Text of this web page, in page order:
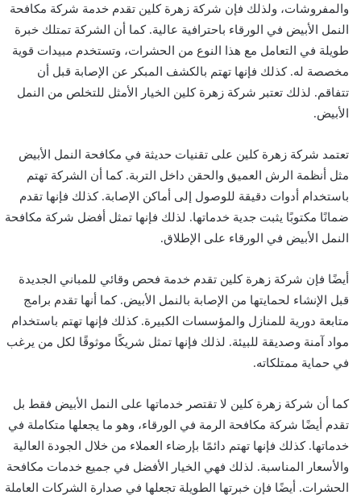
والمفروشات، ولذلك فإن شركة زهرة كلين تقدم خدمة شركة مكافحة
النمل الأبيض في الورقاء باحترافية عالية. كما أن الشركة تمتلك خبرة
طويلة في التعامل مع هذا النوع من الحشرات، وتستخدم مبيدات قوية
مخصصة له. كذلك فإنها تهتم بالكشف المبكر عن الإصابة قبل أن
تتفاقم. لذلك تعتبر شركة زهرة كلين الخيار الأمثل للتخلص من النمل
الأبيض.
تعتمد شركة زهرة كلين على تقنيات حديثة في مكافحة النمل الأبيض
مثل أنظمة الرش العميق والحقن داخل التربة. كما أن الشركة تهتم
باستخدام أدوات دقيقة للوصول إلى أماكن الإصابة. كذلك فإنها تقدم
ضمانًا مكتوبًا يثبت جدية خدماتها. لذلك فإنها تمثل أفضل شركة مكافحة
النمل الأبيض في الورقاء على الإطلاق.
أيضًا فإن شركة زهرة كلين تقدم خدمة فحص وقائي للمباني الجديدة
قبل الإنشاء لحمايتها من الإصابة بالنمل الأبيض. كما أنها تقدم برامج
متابعة دورية للمنازل والمؤسسات الكبيرة. كذلك فإنها تهتم باستخدام
مواد آمنة وصديقة للبيئة. لذلك فإنها تمثل شريكًا موثوقًا لكل من يرغب
في حماية ممتلكاته.
كما أن شركة زهرة كلين لا تقتصر خدماتها على النمل الأبيض فقط بل
تقدم أيضًا شركة مكافحة الرمة في الورقاء، وهو ما يجعلها متكاملة في
خدماتها. كذلك فإنها تهتم دائمًا بإرضاء العملاء من خلال الجودة العالية
والأسعار المناسبة. لذلك فهي الخيار الأفضل في جميع خدمات مكافحة
الحشرات. أيضًا فإن خبرتها الطويلة تجعلها في صدارة الشركات العاملة